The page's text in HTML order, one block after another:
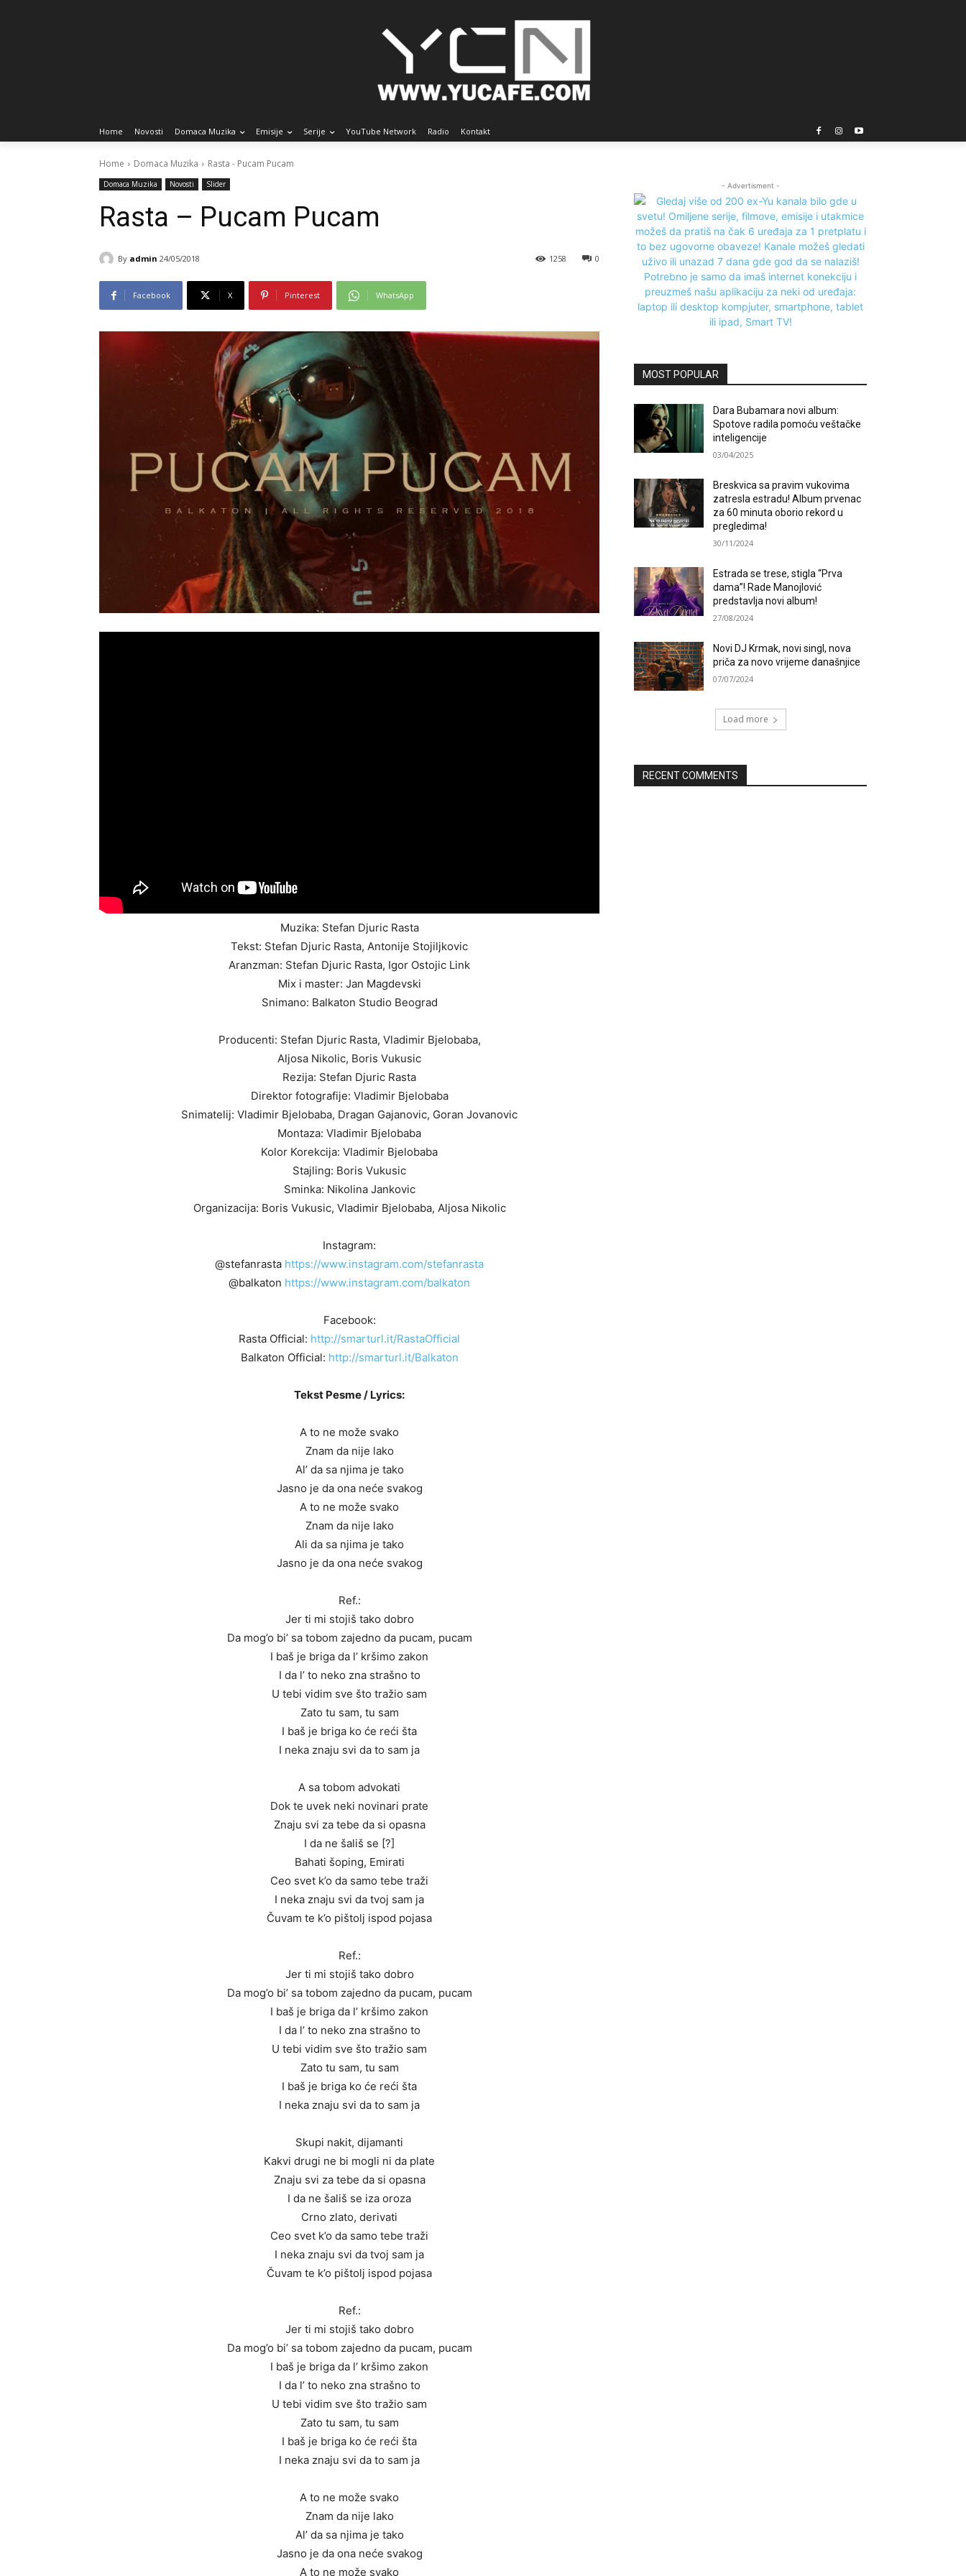
Home Novosti Domaca Muzika Emisije Serije YouTube Network Radio Kontakt
Home Domaca Muzika Rasta - Pucam Pucam
Domaca Muzika Novosti Slider
Rasta – Pucam Pucam
By admin 24/05/2018 0
1258
Facebook X Pinterest WhatsApp
Muzika: Stefan Djuric Rasta
Tekst: Stefan Djuric Rasta, Antonije Stojiljkovic
Aranzman: Stefan Djuric Rasta, Igor Ostojic Link
Mix i master: Jan Magdevski
Snimano: Balkaton Studio Beograd
Producenti: Stefan Djuric Rasta, Vladimir Bjelobaba,
Aljosa Nikolic, Boris Vukusic
Rezija: Stefan Djuric Rasta
Direktor fotografije: Vladimir Bjelobaba
Snimatelij: Vladimir Bjelobaba, Dragan Gajanovic, Goran Jovanovic
Montaza: Vladimir Bjelobaba
Kolor Korekcija: Vladimir Bjelobaba
Stajling: Boris Vukusic
Sminka: Nikolina Jankovic
Organizacija: Boris Vukusic, Vladimir Bjelobaba, Aljosa Nikolic
Instagram:
@stefanrasta https://www.instagram.com/stefanrasta
@balkaton https://www.instagram.com/balkaton
Facebook:
Rasta Official: http://smarturl.it/RastaOfficial
Balkaton Official: http://smarturl.it/Balkaton
Tekst Pesme / Lyrics:
A to ne može svako
Znam da nije lako
Al’ da sa njima je tako
Jasno je da ona neće svakog
A to ne može svako
Znam da nije lako
Ali da sa njima je tako
Jasno je da ona neće svakog
Ref.:
Jer ti mi stojiš tako dobro
Da mog’o bi’ sa tobom zajedno da pucam, pucam
I baš je briga da l’ kršimo zakon
I da l’ to neko zna strašno to
U tebi vidim sve što tražio sam
Zato tu sam, tu sam
I baš je briga ko će reći šta
I neka znaju svi da to sam ja
A sa tobom advokati
Dok te uvek neki novinari prate
Znaju svi za tebe da si opasna
I da ne šališ se [?]
Bahati šoping, Emirati
Ceo svet k’o da samo tebe traži
I neka znaju svi da tvoj sam ja
Čuvam te k’o pištolj ispod pojasa
Ref.:
Jer ti mi stojiš tako dobro
Da mog’o bi’ sa tobom zajedno da pucam, pucam
I baš je briga da l’ kršimo zakon
I da l’ to neko zna strašno to
U tebi vidim sve što tražio sam
Zato tu sam, tu sam
I baš je briga ko će reći šta
I neka znaju svi da to sam ja
Skupi nakit, dijamanti
Kakvi drugi ne bi mogli ni da plate
Znaju svi za tebe da si opasna
I da ne šališ se iza oroza
Crno zlato, derivati
Ceo svet k’o da samo tebe traži
I neka znaju svi da tvoj sam ja
Čuvam te k’o pištolj ispod pojasa
Ref.:
Jer ti mi stojiš tako dobro
Da mog’o bi’ sa tobom zajedno da pucam, pucam
I baš je briga da l’ kršimo zakon
I da l’ to neko zna strašno to
U tebi vidim sve što tražio sam
Zato tu sam, tu sam
I baš je briga ko će reći šta
I neka znaju svi da to sam ja
A to ne može svako
Znam da nije lako
Al’ da sa njima je tako
Jasno je da ona neće svakog
A to ne može svako
- Advertisment -
MOST POPULAR
Dara Bubamara novi album:
Spotove radila pomoću veštačke
inteligencije
03/04/2025
Breskvica sa pravim vukovima
zatresla estradu! Album prvenac
za 60 minuta oborio rekord u
pregledima!
30/11/2024
Estrada se trese, stigla “Prva
dama”! Rade Manojlović
predstavlja novi album!
27/08/2024
Novi DJ Krmak, novi singl, nova
priča za novo vrijeme današnjice
07/07/2024
Load more
RECENT COMMENTS